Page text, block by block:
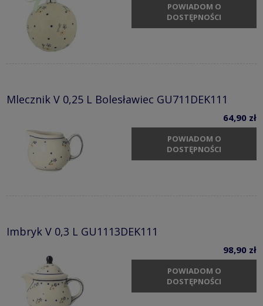
POWIADOM O
DOSTĘPNOŚCI
Mlecznik V 0,25 L Bolesławiec GU711DEK111
64,90 zł
POWIADOM O
DOSTĘPNOŚCI
Imbryk V 0,3 L GU1113DEK111
98,90 zł
POWIADOM O
DOSTĘPNOŚCI